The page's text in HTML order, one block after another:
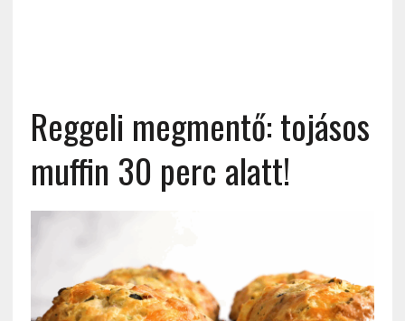
Reggeli megmentő: tojásos
muffin 30 perc alatt!